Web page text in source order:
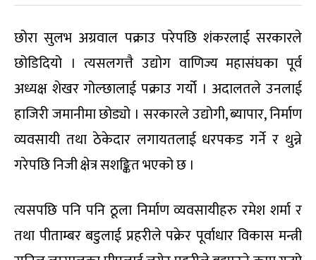
छोरा सुलभ अग्रवाल पक्राउ परेपछि शंकरलाई सरकारले
छोडिदियो । त्यसलगत्तै उद्योग वाणिज्य महासंघका पूर्व
अध्यक्ष शेखर गोल्छालाई पक्राउ गर्यो । अदालतले उनलाई
हाजिरी जमानीमा छोड्यो । सरकारले उद्योगी, ब्यापार, निर्माण
व्यवसायी तथा ठेकेदार लगायतलाई धरपकड गर्ने र थुन्ने
गरेपछि निजी क्षेत्र सशङ्कित भएको छ ।
त्यसपछि पनि पनि ठूला निर्माण व्यवसायीहरु रमेश शर्मा र
तथा पीताम्बर बडुलाई प्रहरीले पक्रेर पूर्वाधार विकास मन्त्री